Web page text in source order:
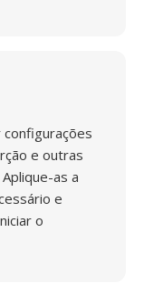
e outras
as a
e
o